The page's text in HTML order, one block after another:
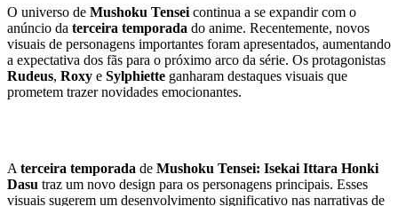
O universo de Mushoku Tensei continua a se expandir com o
anúncio da terceira temporada do anime. Recentemente, novos
visuais de personagens importantes foram apresentados, aumentando
a expectativa dos fãs para o próximo arco da série. Os protagonistas
Rudeus, Roxy e Sylphiette ganharam destaques visuais que
prometem trazer novidades emocionantes.
A terceira temporada de Mushoku Tensei: Isekai Ittara Honki
Dasu traz um novo design para os personagens principais. Esses
visuais sugerem um desenvolvimento significativo nas narrativas de